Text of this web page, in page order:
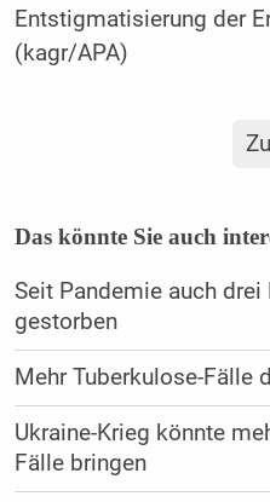
Entstigmatisierung der
(kagr/APA)
Das könnte Sie auch
Seit Pandemie auch
gestorben
Mehr Tuberkulose-Fälle
Ukraine-Krieg könnte
Fälle bringen